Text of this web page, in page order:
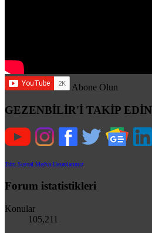
Abone Olun
GEZENBİLİR'İ TAKİP EDİN
Tüm Sosyal Medya Hesaplarımız
Forum istatistikleri
Konular
105,211